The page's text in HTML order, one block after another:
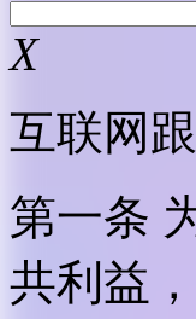
X
互联网
第一条
共利益